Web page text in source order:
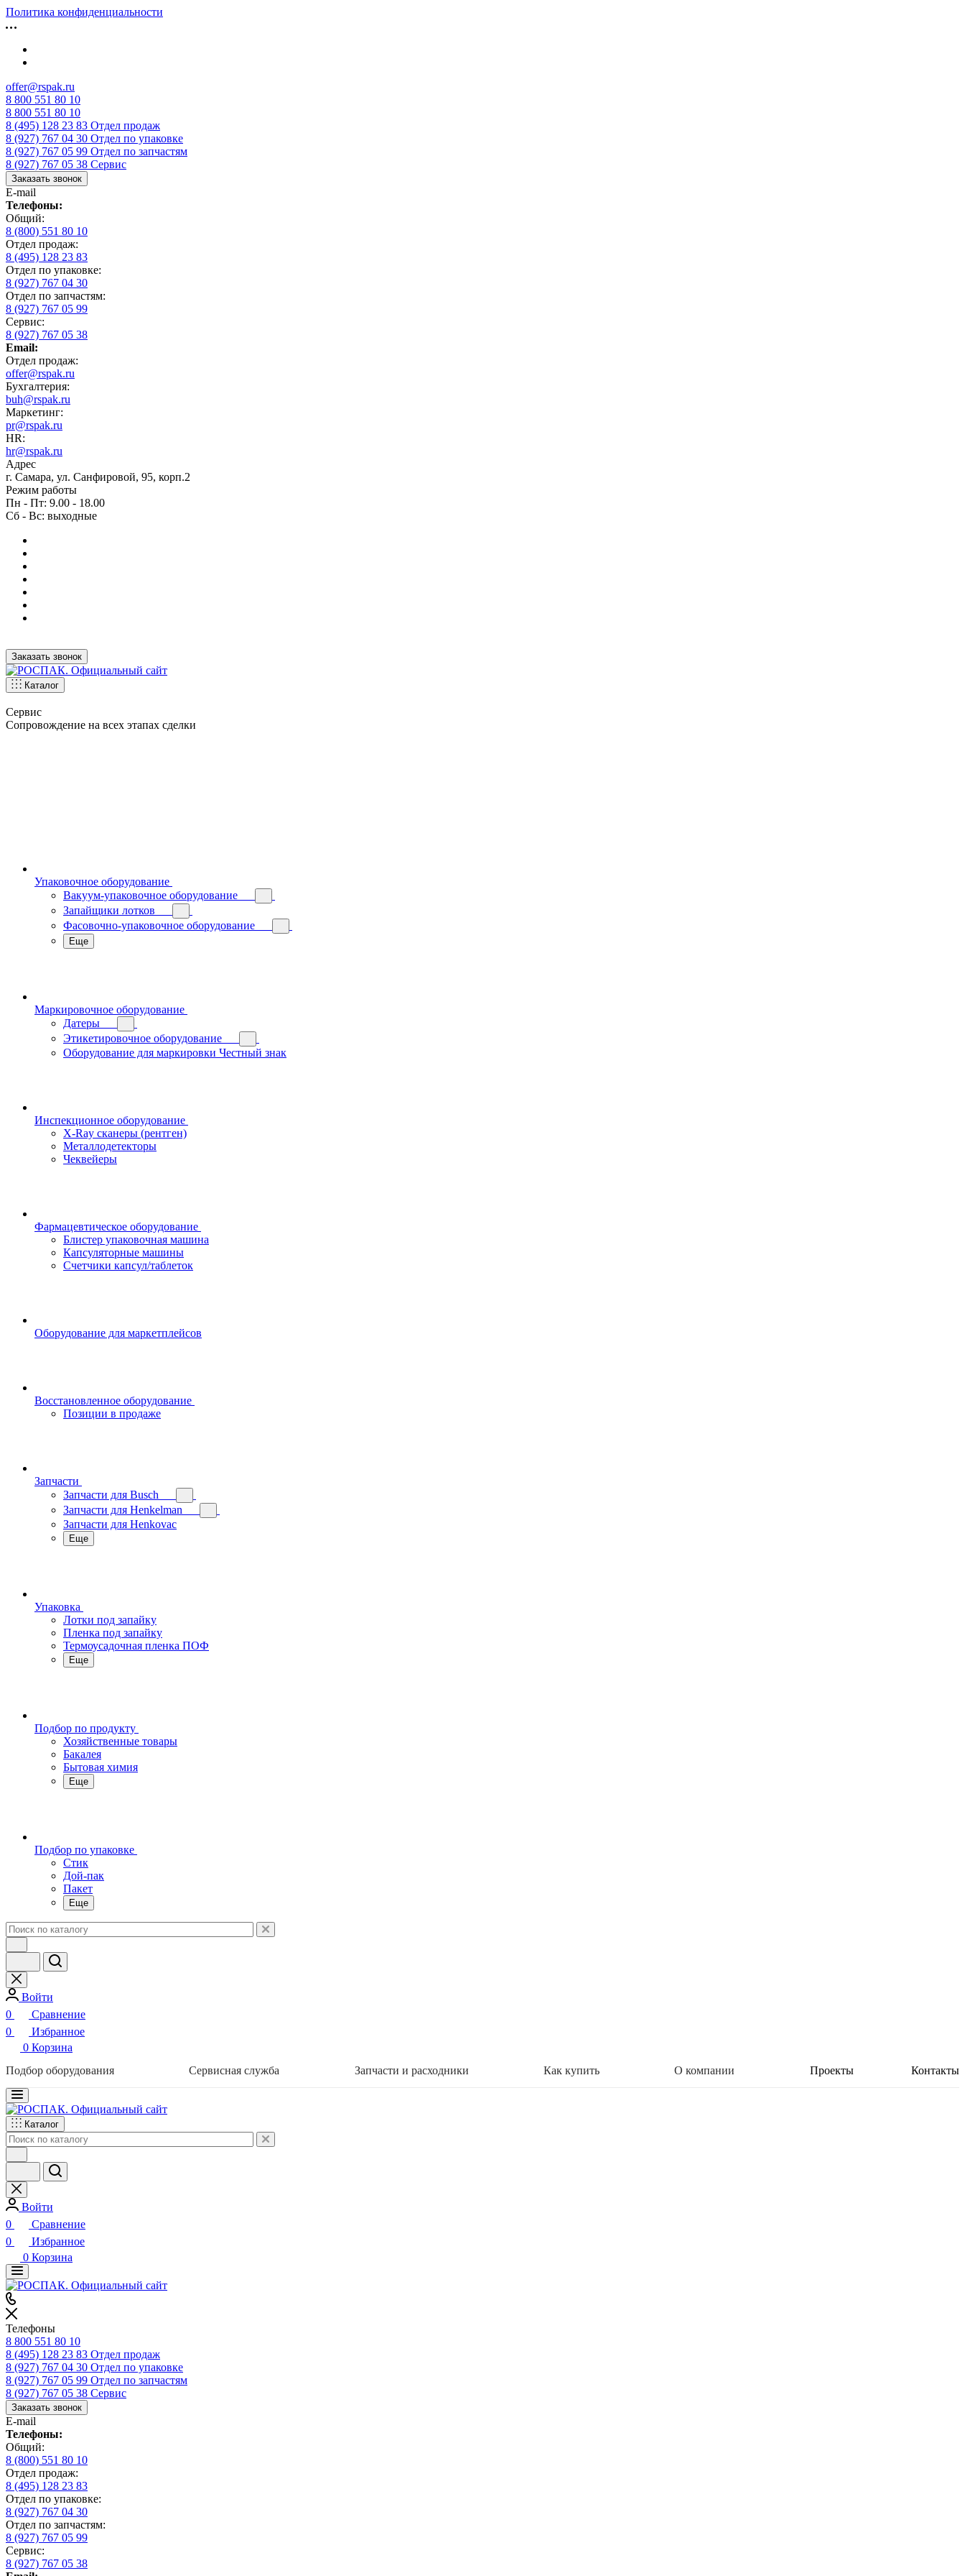
Политика конфиденциальности
offer@rspak.ru
8 800 551 80 10
8 800 551 80 10
8 (495) 128 23 83 Отдел продаж
8 (927) 767 04 30 Отдел по упаковке
8 (927) 767 05 99 Отдел по запчастям
8 (927) 767 05 38 Сервис
Заказать звонок
E-mail
Телефоны:
Общий:
8 (800) 551 80 10
Отдел продаж:
8 (495) 128 23 83
Отдел по упаковке:
8 (927) 767 04 30
Отдел по запчастям:
8 (927) 767 05 99
Сервис:
8 (927) 767 05 38
Email:
Отдел продаж:
offer@rspak.ru
Бухгалтерия:
buh@rspak.ru
Маркетинг:
pr@rspak.ru
HR:
hr@rspak.ru
Адрес
г. Самара, ул. Санфировой, 95, корп.2
Режим работы
Пн - Пт: 9.00 - 18.00
Сб - Вс: выходные
Заказать звонок
Каталог
Сервис
Сопровождение на всех этапах сделки
Упаковочное оборудование
Вакуум-упаковочное оборудование
Запайщики лотков
Фасовочно-упаковочное оборудование
Еще
Маркировочное оборудование
Датеры
Этикетировочное оборудование
Оборудование для маркировки Честный знак
Инспекционное оборудование
X-Ray сканеры (рентген)
Металлодетекторы
Чеквейеры
Фармацевтическое оборудование
Блистер упаковочная машина
Капсуляторные машины
Счетчики капсул/таблеток
Оборудование для маркетплейсов
Восстановленное оборудование
Позиции в продаже
Запчасти
Запчасти для Busch
Запчасти для Henkelman
Запчасти для Henkovac
Еще
Упаковка
Лотки под запайку
Пленка под запайку
Термоусадочная пленка ПОФ
Еще
Подбор по продукту
Хозяйственные товары
Бакалея
Бытовая химия
Еще
Подбор по упаковке
Стик
Дой-пак
Пакет
Еще
Войти
0
Сравнение
0
Избранное
0 Корзина
Подбор оборудования
Сервисная служба Запчасти и расходники Как купить О компании Проекты Контакты
Каталог
Войти
0
Сравнение
0
Избранное
0 Корзина
Телефоны
8 800 551 80 10
8 (495) 128 23 83 Отдел продаж
8 (927) 767 04 30 Отдел по упаковке
8 (927) 767 05 99 Отдел по запчастям
8 (927) 767 05 38 Сервис
Заказать звонок
E-mail
Телефоны:
Общий:
8 (800) 551 80 10
Отдел продаж:
8 (495) 128 23 83
Отдел по упаковке:
8 (927) 767 04 30
Отдел по запчастям:
8 (927) 767 05 99
Сервис:
8 (927) 767 05 38